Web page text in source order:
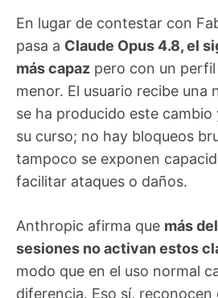
En lugar de contestar con
pasa a Claude Opus 4.8, el
más capaz pero con un
menor. El usuario recibe una
se ha producido este cambio
su curso; no hay bloqueos
tampoco se exponen
facilitar ataques o daños.
Anthropic afirma que más
sesiones no activan estos
modo que en el uso normal
diferencia. Eso sí, reconocen